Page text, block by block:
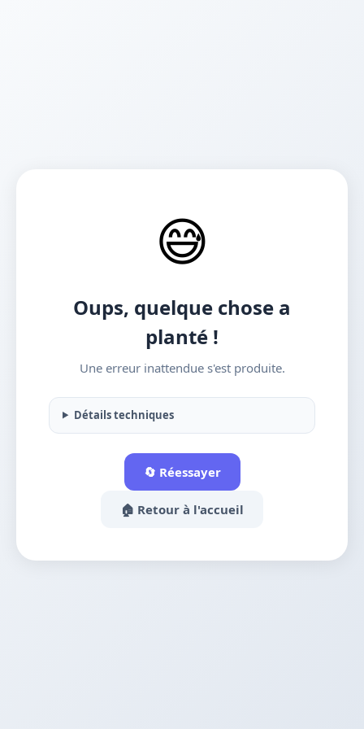
😅
Oups, quelque chose a
planté !
Une erreur inattendue s'est produite.
Détails techniques
🔄 Réessayer
🏠 Retour à l'accueil